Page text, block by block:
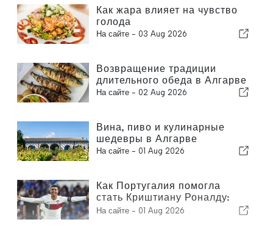
Как жара влияет на чувство
голода
На сайте - 03 Aug 2026
Возвращение традиции
длительного обеда в Алгарве
На сайте - 02 Aug 2026
Вина, пиво и кулинарные
шедевры в Алгарве
На сайте - 01 Aug 2026
Как Португалия помогла
стать Криштиану Роналду:
история становления
На сайте - 01 Aug 2026